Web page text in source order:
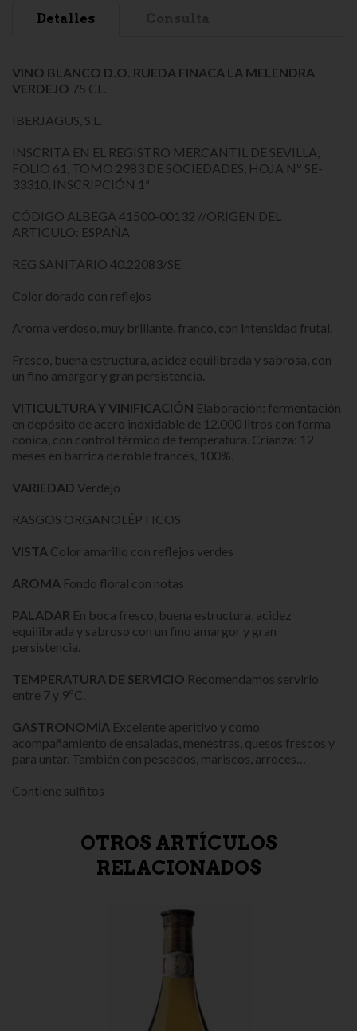
Detalles
VINO BLANCO D.O. RUEDA FINACA LA MELENDRA
VERDEJO 75 CL.
IBERJAGUS, S.L.
INSCRITA EN EL REGISTRO MERCANTIL DE SEVILLA,
FOLIO 61, TOMO 2983 DE SOCIEDADES, HOJA Nº SE-
33310, INSCRIPCIÓN 1ª
CÓDIGO ALBEGA 41500-00132 //ORIGEN DEL
ARTICULO: ESPAÑA
REG SANITARIO 40.22083/SE
Color dorado con reflejos
Aroma verdoso, muy brillante, franco, con intensidad frutal.
Fresco, buena estructura, acidez equilibrada y sabrosa, con
un fino amargor y gran persistencia.
VITICULTURA Y VINIFICACIÓN Elaboración: fermentación
en depósito de acero inoxidable de 12.000 litros con forma
cónica, con control térmico de temperatura. Crianza: 12
meses en barrica de roble francés, 100%.
VARIEDAD Verdejo
RASGOS ORGANOLÉPTICOS
VISTA Color amarillo con reflejos verdes
AROMA Fondo floral con notas
PALADAR En boca fresco, buena estructura, acidez
equilibrada y sabroso con un fino amargor y gran
persistencia.
TEMPERATURA DE SERVICIO Recomendamos servirlo
entre 7 y 9ºC.
GASTRONOMÍA Excelente aperitivo y como
acompañamiento de ensaladas, menestras, quesos frescos y
para untar. También con pescados, mariscos, arroces…
Contiene sulfitos
OTROS ARTÍCULOS
RELACIONADOS